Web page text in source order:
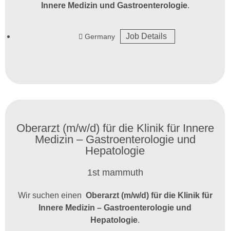
Innere Medizin und Gastroenterologie.
Germany Job Details
Oberarzt (m/w/d) für die Klinik für Innere
Medizin – Gastroenterologie und
Hepatologie
1st mammuth
Wir suchen einen Oberarzt (m/w/d) für die Klinik für
Innere Medizin – Gastroenterologie und
Hepatologie.